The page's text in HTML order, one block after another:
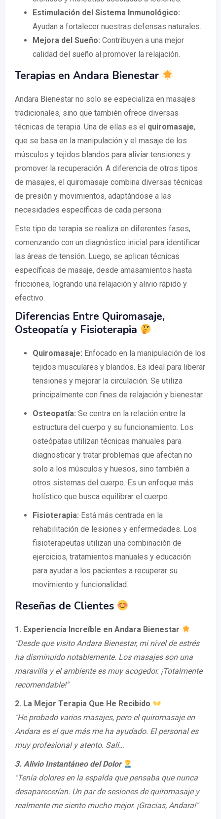
Estimulación del Sistema Inmunológico:
Ayudan a fortalecer nuestras defensas naturales.
Mejora del Sueño: Contribuyen a una mejor
calidad del sueño al promover la relajación.
Terapias en Andara Bienestar
Andara Bienestar no solo se especializa en masajes
tradicionales, sino que también ofrece diversas
técnicas de terapia. Una de ellas es el quiromasaje,
que se basa en la manipulación y el masaje de los
músculos y tejidos blandos para aliviar tensiones y
promover la recuperación. A diferencia de otros tipos
de masajes, el quiromasaje combina diversas técnicas
de presión y movimientos, adaptándose a las
necesidades específicas de cada persona.
Este tipo de terapia se realiza en diferentes fases,
comenzando con un diagnóstico inicial para identificar
las áreas de tensión. Luego, se aplican técnicas
específicas de masaje, desde amasamientos hasta
fricciones, logrando una relajación y alivio rápido y
efectivo.
Diferencias Entre Quiromasaje,
Osteopatía y Fisioterapia
Quiromasaje: Enfocado en la manipulación de los
tejidos musculares y blandos. Es ideal para liberar
tensiones y mejorar la circulación. Se utiliza
principalmente con fines de relajación y bienestar.
Osteopatía: Se centra en la relación entre la
estructura del cuerpo y su funcionamiento. Los
osteópatas utilizan técnicas manuales para
diagnosticar y tratar problemas que afectan no
solo a los músculos y huesos, sino también a
otros sistemas del cuerpo. Es un enfoque más
holístico que busca equilibrar el cuerpo.
Fisioterapia: Está más centrada en la
rehabilitación de lesiones y enfermedades. Los
fisioterapeutas utilizan una combinación de
ejercicios, tratamientos manuales y educación
para ayudar a los pacientes a recuperar su
movimiento y funcionalidad.
Reseñas de Clientes
1. Experiencia Increíble en Andara Bienestar
"Desde que visito Andara Bienestar, mi nivel de estrés
ha disminuido notablemente. Los masajes son una
maravilla y el ambiente es muy acogedor. ¡Totalmente
recomendable!"
2. La Mejor Terapia Que He Recibido
"He probado varios masajes, pero el quiromasaje en
Andara es el que más me ha ayudado. El personal es
muy profesional y atento. Salí…
3. Alivio Instantáneo del Dolor
"Tenía dolores en la espalda que pensaba que nunca
desaparecerían. Un par de sesiones de quiromasaje y
realmente me siento mucho mejor. ¡Gracias, Andara!"